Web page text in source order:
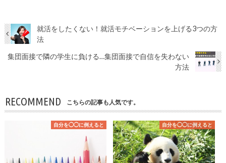
就活をしたくない！就活モチベーションを上げる3つの方
法
集団面接で隣の学生に負ける…集団面接で自信を失わない
方法
RECOMMEND こちらの記事も人気です。
自分を◯◯に例えると 自分を◯◯に例えると